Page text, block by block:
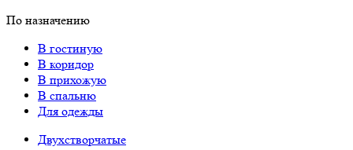
По назначению
В гостиную
В коридор
В прихожую
В спальню
Для одежды
Двухстворчатые